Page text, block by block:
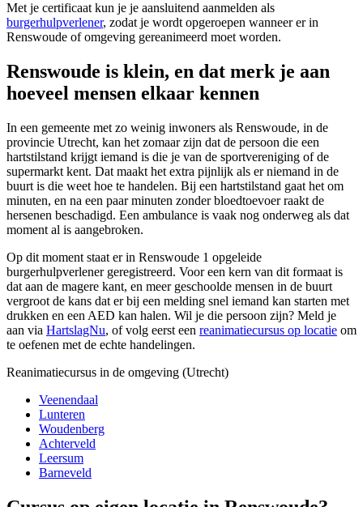
Met je certificaat kun je je aansluitend aanmelden als
burgerhulpverlener, zodat je wordt opgeroepen wanneer er in
Renswoude of omgeving gereanimeerd moet worden.
Renswoude is klein, en dat merk je aan
hoeveel mensen elkaar kennen
In een gemeente met zo weinig inwoners als Renswoude, in de
provincie Utrecht, kan het zomaar zijn dat de persoon die een
hartstilstand krijgt iemand is die je van de sportvereniging of de
supermarkt kent. Dat maakt het extra pijnlijk als er niemand in de
buurt is die weet hoe te handelen. Bij een hartstilstand gaat het om
minuten, en na een paar minuten zonder bloedtoevoer raakt de
hersenen beschadigd. Een ambulance is vaak nog onderweg als dat
moment al is aangebroken.
Op dit moment staat er in Renswoude 1 opgeleide
burgerhulpverlener geregistreerd. Voor een kern van dit formaat is
dat aan de magere kant, en meer geschoolde mensen in de buurt
vergroot de kans dat er bij een melding snel iemand kan starten met
drukken en een AED kan halen. Wil je die persoon zijn? Meld je
aan via HartslagNu, of volg eerst een reanimatiecursus op locatie om
te oefenen met de echte handelingen.
Reanimatiecursus in de omgeving (Utrecht)
Veenendaal
Lunteren
Woudenberg
Achterveld
Leersum
Barneveld